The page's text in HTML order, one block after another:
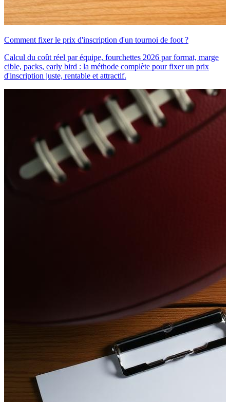
Comment fixer le prix d'inscription d'un tournoi de foot ?
Calcul du coût réel par équipe, fourchettes 2026 par format, marge
cible, packs, early bird : la méthode complète pour fixer un prix
d'inscription juste, rentable et attractif.